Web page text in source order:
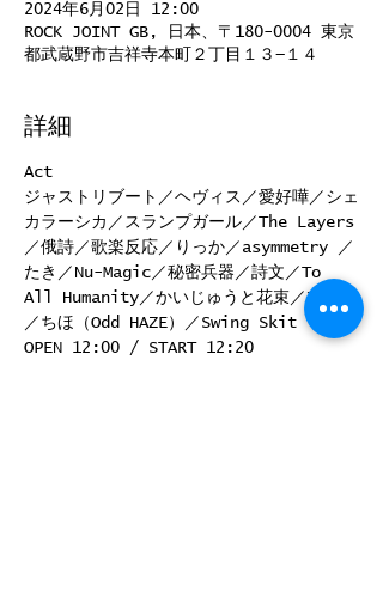
2024年6月02日 12:00
ROCK JOINT GB, 日本、〒180-0004 東京
都武蔵野市吉祥寺本町２丁目１３−１４
詳細
Act
ジャストリブート／ヘヴィス／愛好嘩／シェ
カラーシカ／スランプガール／The Layers
／俄詩／歌楽反応／りっか／asymmetry ／
たき／Nu-Magic／秘密兵器／詩文／To
All Humanity／かいじゅうと花束／友芽乃
／ちほ（Odd HAZE）／Swing Skit
OPEN 12:00 / START 12:20